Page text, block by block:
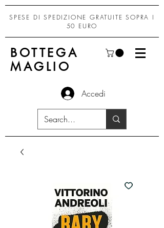
SPESE DI SPEDIZIONE GRATUITE SOPRA I
50 EURO
BOTTEGA
MAGLIO
Accedi